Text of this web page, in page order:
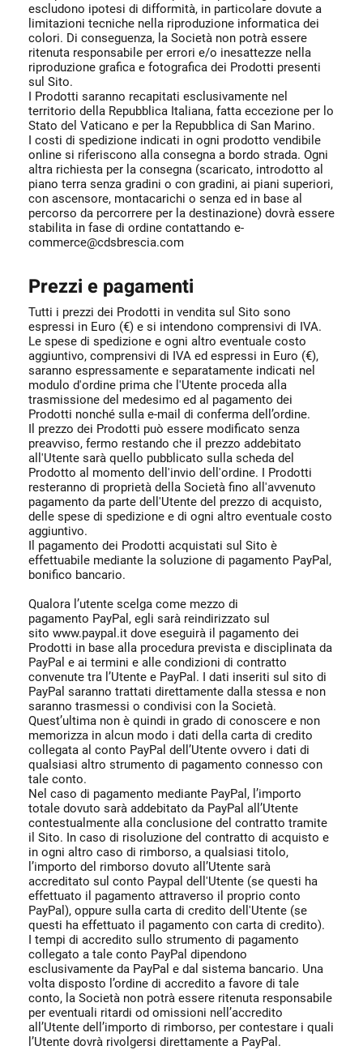
escludono ipotesi di difformità, in particolare dovute a
limitazioni tecniche nella riproduzione informatica dei
colori. Di conseguenza, la Società non potrà essere
ritenuta responsabile per errori e/o inesattezze nella
riproduzione grafica e fotografica dei Prodotti presenti
sul Sito.
I Prodotti saranno recapitati esclusivamente nel
territorio della Repubblica Italiana, fatta eccezione per lo
Stato del Vaticano e per la Repubblica di San Marino.
I costi di spedizione indicati in ogni prodotto vendibile
online si riferiscono alla consegna a bordo strada. Ogni
altra richiesta per la consegna (scaricato, introdotto al
piano terra senza gradini o con gradini, ai piani superiori,
con ascensore, montacarichi o senza ed in base al
percorso da percorrere per la destinazione) dovrà essere
stabilita in fase di ordine contattando e-
commerce@cdsbrescia.com
Prezzi e pagamenti
Tutti i prezzi dei Prodotti in vendita sul Sito sono
espressi in Euro (€) e si intendono comprensivi di IVA.
Le spese di spedizione e ogni altro eventuale costo
aggiuntivo, comprensivi di IVA ed espressi in Euro (€),
saranno espressamente e separatamente indicati nel
modulo d'ordine prima che l'Utente proceda alla
trasmissione del medesimo ed al pagamento dei
Prodotti nonché sulla e-mail di conferma dell’ordine.
Il prezzo dei Prodotti può essere modificato senza
preavviso, fermo restando che il prezzo addebitato
all'Utente sarà quello pubblicato sulla scheda del
Prodotto al momento dell'invio dell'ordine. I Prodotti
resteranno di proprietà della Società fino all'avvenuto
pagamento da parte dell'Utente del prezzo di acquisto,
delle spese di spedizione e di ogni altro eventuale costo
aggiuntivo.
Il pagamento dei Prodotti acquistati sul Sito è
effettuabile mediante la soluzione di pagamento PayPal,
bonifico bancario.
Qualora l’utente scelga come mezzo di
pagamento PayPal, egli sarà reindirizzato sul
sito www.paypal.it dove eseguirà il pagamento dei
Prodotti in base alla procedura prevista e disciplinata da
PayPal e ai termini e alle condizioni di contratto
convenute tra l’Utente e PayPal. I dati inseriti sul sito di
PayPal saranno trattati direttamente dalla stessa e non
saranno trasmessi o condivisi con la Società.
Quest’ultima non è quindi in grado di conoscere e non
memorizza in alcun modo i dati della carta di credito
collegata al conto PayPal dell’Utente ovvero i dati di
qualsiasi altro strumento di pagamento connesso con
tale conto.
Nel caso di pagamento mediante PayPal, l’importo
totale dovuto sarà addebitato da PayPal all’Utente
contestualmente alla conclusione del contratto tramite
il Sito. In caso di risoluzione del contratto di acquisto e
in ogni altro caso di rimborso, a qualsiasi titolo,
l’importo del rimborso dovuto all’Utente sarà
accreditato sul conto Paypal dell'Utente (se questi ha
effettuato il pagamento attraverso il proprio conto
PayPal), oppure sulla carta di credito dell'Utente (se
questi ha effettuato il pagamento con carta di credito).
I tempi di accredito sullo strumento di pagamento
collegato a tale conto PayPal dipendono
esclusivamente da PayPal e dal sistema bancario. Una
volta disposto l’ordine di accredito a favore di tale
conto, la Società non potrà essere ritenuta responsabile
per eventuali ritardi od omissioni nell’accredito
all’Utente dell’importo di rimborso, per contestare i quali
l’Utente dovrà rivolgersi direttamente a PayPal.